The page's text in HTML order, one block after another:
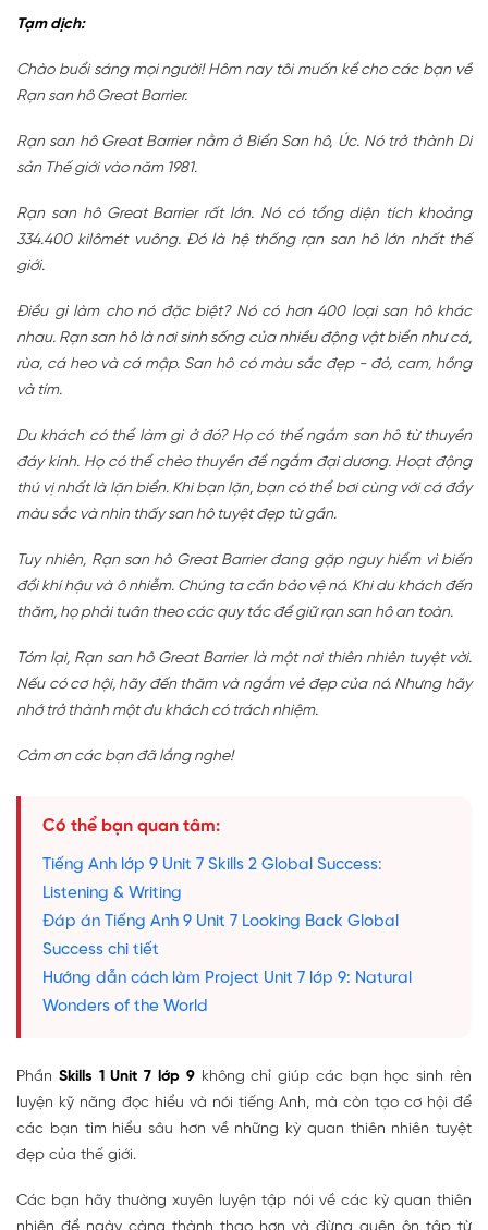
Tạm dịch:
Chào buổi sáng mọi người! Hôm nay tôi muốn kể cho các bạn về
Rạn san hô Great Barrier.
Rạn san hô Great Barrier nằm ở Biển San hô, Úc. Nó trở thành Di
sản Thế giới vào năm 1981.
Rạn san hô Great Barrier rất lớn. Nó có tổng diện tích khoảng
334.400 kilômét vuông. Đó là hệ thống rạn san hô lớn nhất thế
giới.
Điều gì làm cho nó đặc biệt? Nó có hơn 400 loại san hô khác
nhau. Rạn san hô là nơi sinh sống của nhiều động vật biển như cá,
rùa, cá heo và cá mập. San hô có màu sắc đẹp - đỏ, cam, hồng
và tím.
Du khách có thể làm gì ở đó? Họ có thể ngắm san hô từ thuyền
đáy kính. Họ có thể chèo thuyền để ngắm đại dương. Hoạt động
thú vị nhất là lặn biển. Khi bạn lặn, bạn có thể bơi cùng với cá đầy
màu sắc và nhìn thấy san hô tuyệt đẹp từ gần.
Tuy nhiên, Rạn san hô Great Barrier đang gặp nguy hiểm vì biến
đổi khí hậu và ô nhiễm. Chúng ta cần bảo vệ nó. Khi du khách đến
thăm, họ phải tuân theo các quy tắc để giữ rạn san hô an toàn.
Tóm lại, Rạn san hô Great Barrier là một nơi thiên nhiên tuyệt vời.
Nếu có cơ hội, hãy đến thăm và ngắm vẻ đẹp của nó. Nhưng hãy
nhớ trở thành một du khách có trách nhiệm.
Cảm ơn các bạn đã lắng nghe!
Có thể bạn quan tâm:
Tiếng Anh lớp 9 Unit 7 Skills 2 Global Success:
Listening & Writing
Đáp án Tiếng Anh 9 Unit 7 Looking Back Global
Success chi tiết
Hướng dẫn cách làm Project Unit 7 lớp 9: Natural
Wonders of the World
Phần Skills 1 Unit 7 lớp 9không chỉ giúp các bạn học sinh rèn
luyện kỹ năng đọc hiểu và nói tiếng Anh, mà còn tạo cơ hội để
các bạn tìm hiểu sâu hơn về những kỳ quan thiên nhiên tuyệt
đẹp của thế giới.
Các bạn hãy thường xuyên luyện tập nói về các kỳ quan thiên